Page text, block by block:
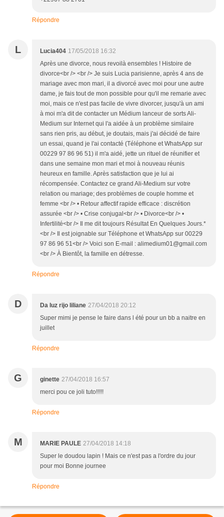
Répondre
L Lucia404 17/05/2018 16:32
Après une divorce, nous revoilà ensembles ! Histoire de
divorce<br /> <br /> Je suis Lucia parisienne, après 4 ans de
mariage avec mon mari, il a divorcé avec moi pour une autre
dame, je fais tout de mon possible pour qu'il me remarie avec
moi, mais ce n'est pas facile de vivre divorcer, jusqu'à un ami
à moi m'a dit de contacter un Médium lanceur de sorts Ali-
Medium sur Internet qui l'a aidée à un problème similaire
sans rien pris, au début, je doutais, mais j'ai décidé de faire
un essai, quand je l'ai contacté (Téléphone et WhatsApp sur
00229 97 86 96 51) il m'a aidé, jette un rituel de réunifier et
dans une semaine mon mari et moi à nouveau réunis
heureux en famille. Après satisfaction que je lui ai
récompensée. Contactez ce grand Ali-Medium sur votre
relation ou mariage; des problèmes de couple homme et
femme <br /> • Retour affectif rapide efficace : discrétion
assurée <br /> • Crise conjugal<br /> • Divorce<br /> •
Infertilité<br /> Il me dit toujours Résultat En Quelques Jours.*
<br /> Il est joignable sur Téléphone et WhatsApp sur 00229
97 86 96 51<br /> Voici son E-mail : alimedium01@gmail.com
<br /> À Bientôt, la famille en détresse.
Répondre
D Da luz rijo liliane 27/04/2018 20:12
Super mimi je pense le faire dans l été pour un bb a naitre en
juillet
Répondre
G ginette 27/04/2018 16:57
merci pou ce joli tuto!!!!!
Répondre
M MARIE PAULE 27/04/2018 14:18
Super le doudou lapin ! Mais ce n'est pas a l'ordre du jour
pour moi Bonne journee
Répondre